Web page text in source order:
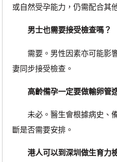
或自然受孕能力，仍需配合其
男士也需要接受檢查嗎？
需要。男性因素亦可能影
妻同步接受檢查。
高齡備孕一定要做輸卵管
未必。醫生會根據病史、備
斷是否需要安排。
港人可以到深圳做生育力